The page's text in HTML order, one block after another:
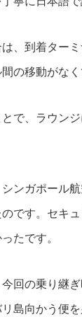
、到着ター
の移動がなく
とで、ラウン
ンガポール
です。セキ
たです。
今回の乗り継
島向かう便